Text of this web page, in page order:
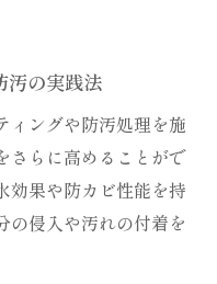
汚の実践法
ィングや防汚処理を施
さらに高めることがで
効果や防カビ性能を持
の侵入や汚れの付着を